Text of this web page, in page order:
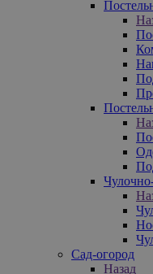
Сад-огород
Назад